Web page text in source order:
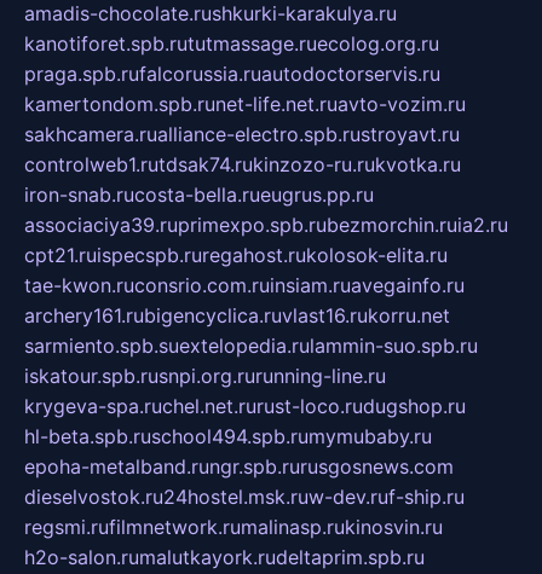
amadis-chocolate.rushkurki-karakulya.ru
kanotiforet.spb.rututmassage.ruecolog.org.ru
praga.spb.rufalcorussia.ruautodoctorservis.ru
kamertondom.spb.runet-life.net.ruavto-vozim.ru
sakhcamera.rualliance-electro.spb.rustroyavt.ru
controlweb1.rutdsak74.rukinzozo-ru.rukvotka.ru
iron-snab.rucosta-bella.rueugrus.pp.ru
associaciya39.ruprimexpo.spb.rubezmorchin.ruia2.ru
cpt21.ruispecspb.ruregahost.rukolosok-elita.ru
tae-kwon.ruconsrio.com.ruinsiam.ruavegainfo.ru
archery161.rubigencyclica.ruvlast16.rukorru.net
sarmiento.spb.suextelopedia.rulammin-suo.spb.ru
iskatour.spb.rusnpi.org.rurunning-line.ru
krygeva-spa.ruchel.net.rurust-loco.rudugshop.ru
hl-beta.spb.ruschool494.spb.rumymubaby.ru
epoha-metalband.rungr.spb.rurusgosnews.com
dieselvostok.ru24hostel.msk.ruw-dev.ruf-ship.ru
regsmi.rufilmnetwork.rumalinasp.rukinosvin.ru
h2o-salon.rumalutkayork.rudeltaprim.spb.ru